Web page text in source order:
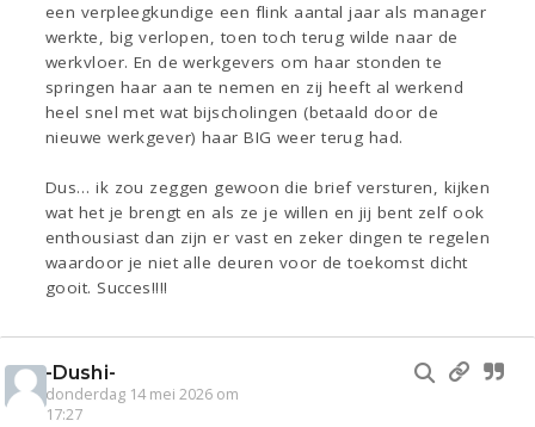
een verpleegkundige een flink aantal jaar als manager
werkte, big verlopen, toen toch terug wilde naar de
werkvloer. En de werkgevers om haar stonden te
springen haar aan te nemen en zij heeft al werkend
heel snel met wat bijscholingen (betaald door de
nieuwe werkgever) haar BIG weer terug had.
Dus… ik zou zeggen gewoon die brief versturen, kijken
wat het je brengt en als ze je willen en jij bent zelf ook
enthousiast dan zijn er vast en zeker dingen te regelen
waardoor je niet alle deuren voor de toekomst dicht
gooit. Succes!!!!
-Dushi-
donderdag 14 mei 2026 om
17:27